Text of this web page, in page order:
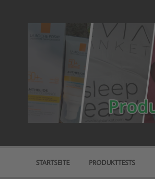
STARTSEITE PRODUKTTESTS